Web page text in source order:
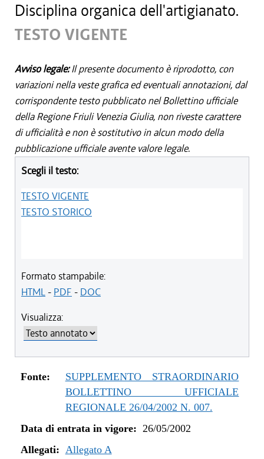
Disciplina organica dell'artigianato.
TESTO VIGENTE
Avviso legale:Il presente documento è riprodotto, con
variazioni nella veste grafica ed eventuali annotazioni, dal
corrispondente testo pubblicato nel Bollettino ufficiale
della Regione Friuli Venezia Giulia, non riveste carattere
di ufficialità e non è sostitutivo in alcun modo della
pubblicazione ufficiale avente valore legale.
Scegli il testo:
TESTO VIGENTE
TESTO STORICO
Formato stampabile:
HTML- PDF - DOC
Visualizza:
Fonte:
SUPPLEMENTO STRAORDINARIO
BOLLETTINO UFFICIALE
REGIONALE 26/04/2002 N. 007.
Data di entrata in vigore: 26/05/2002
Allegati: Allegato A